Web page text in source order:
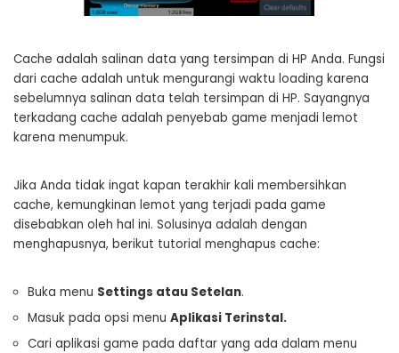
Cache adalah salinan data yang tersimpan di HP Anda. Fungsi
dari cache adalah untuk mengurangi waktu loading karena
sebelumnya salinan data telah tersimpan di HP. Sayangnya
terkadang cache adalah penyebab game menjadi lemot
karena menumpuk.
Jika Anda tidak ingat kapan terakhir kali membersihkan
cache, kemungkinan lemot yang terjadi pada game
disebabkan oleh hal ini. Solusinya adalah dengan
menghapusnya, berikut tutorial menghapus cache:
Buka menu Settings atau Setelan.
Masuk pada opsi menu Aplikasi Terinstal.
Cari aplikasi game pada daftar yang ada dalam menu